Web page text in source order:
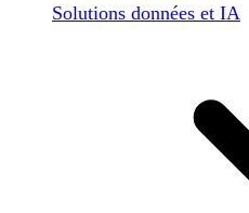
Solutions données et IA